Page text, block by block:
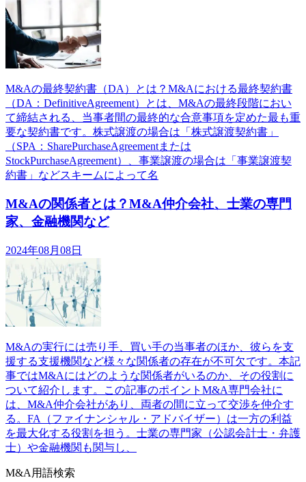
M&Aの最終契約書（DA）とは？M&Aにおける最終契約書
（DA：DefinitiveAgreement）とは、M&Aの最終段階におい
て締結される、当事者間の最終的な合意事項を定めた最も重
要な契約書です。株式譲渡の場合は「株式譲渡契約書」
（SPA：SharePurchaseAgreementまたは
StockPurchaseAgreement）、事業譲渡の場合は「事業譲渡契
約書」などスキームによって名
M&Aの関係者とは？M&A仲介会社、士業の専門
家、金融機関など
2024年08月08日
M&Aの実行には売り手、買い手の当事者のほか、彼らを支
援する支援機関など様々な関係者の存在が不可欠です。本記
事ではM&Aにはどのような関係者がいるのか、その役割に
ついて紹介します。この記事のポイントM&A専門会社に
は、M&A仲介会社があり、両者の間に立って交渉を仲介す
る。FA（ファイナンシャル・アドバイザー）は一方の利益
を最大化する役割を担う。士業の専門家（公認会計士・弁護
士）や金融機関も関与し、
M&A用語検索